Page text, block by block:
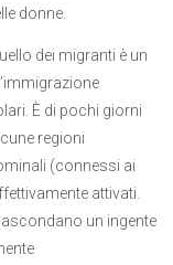
donne.
dei migranti è un
È di pochi giorni
regioni
(connessi ai
attivati.
un ingente